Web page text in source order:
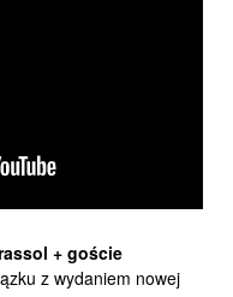
+ goście
z wydaniem nowej